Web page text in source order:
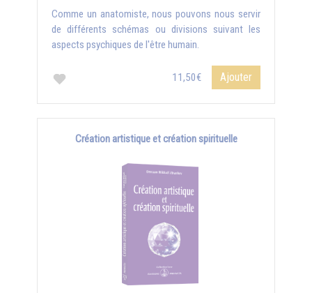
Comme un anatomiste, nous pouvons nous servir
de différents schémas ou divisions suivant les
aspects psychiques de l'être humain.
11,50€ Ajouter
Création artistique et création spirituelle